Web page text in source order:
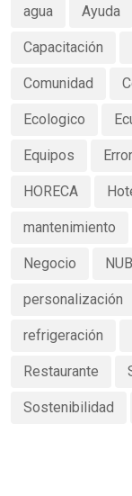
agua Ayuda
Capacitación
Comunidad
Ecologico
Equipos
HORECA
mantenimiento
Negocio
personalización
refrigeración
Restaurante
Sostenibilidad